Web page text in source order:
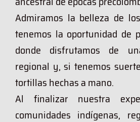
Admiramos la belleza de
tenemos la oportunidad de
donde disfrutamos de
regional y, si tenemos
tortillas hechas a mano.
Al finalizar nuestra
comunidades indígenas,